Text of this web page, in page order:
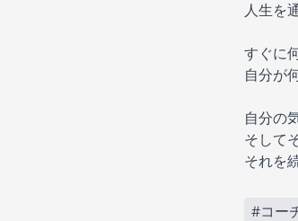
人生を
すぐに
自分が
自分の
そして
それを
#コー